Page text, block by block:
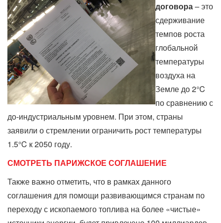
договора– это
сдерживание
темпов роста
глобальной
температуры
воздуха на
Земле до 2°C
по сравнению с
до-индустриальным уровнем. При этом, страны
заявили о стремлении ограничить рост температуры
1.5°C к 2050 году.
СМОТРЕТЬ ПАРИЖСКОЕ СОГЛАШЕНИЕ
Также важно отметить, что в рамках данного
соглашения для помощи развивающимся странам по
переходу с ископаемого топлива на более «чистые»